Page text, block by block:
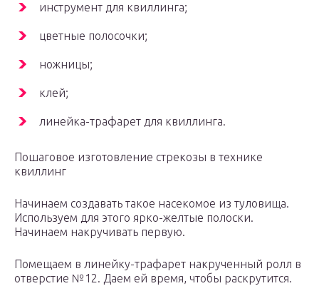
инструмент для квиллинга;
цветные полосочки;
ножницы;
клей;
линейка-трафарет для квиллинга.
Пошаговое изготовление стрекозы в технике
квиллинг
Начинаем создавать такое насекомое из туловища.
Используем для этого ярко-желтые полоски.
Начинаем накручивать первую.
Помещаем в линейку-трафарет накрученный ролл в
отверстие №12. Даем ей время, чтобы раскрутится.